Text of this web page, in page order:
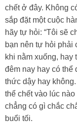
chết ở đây. Không
sắp đặt một cuộc
hãy tự hỏi: “Tôi sẽ
bạn nên tự hỏi phải
khi nằm xuống,
đêm nay hay có thể
thức dậy hay
thể chết vào lúc
chẳng có gì chắc
buổi tối.